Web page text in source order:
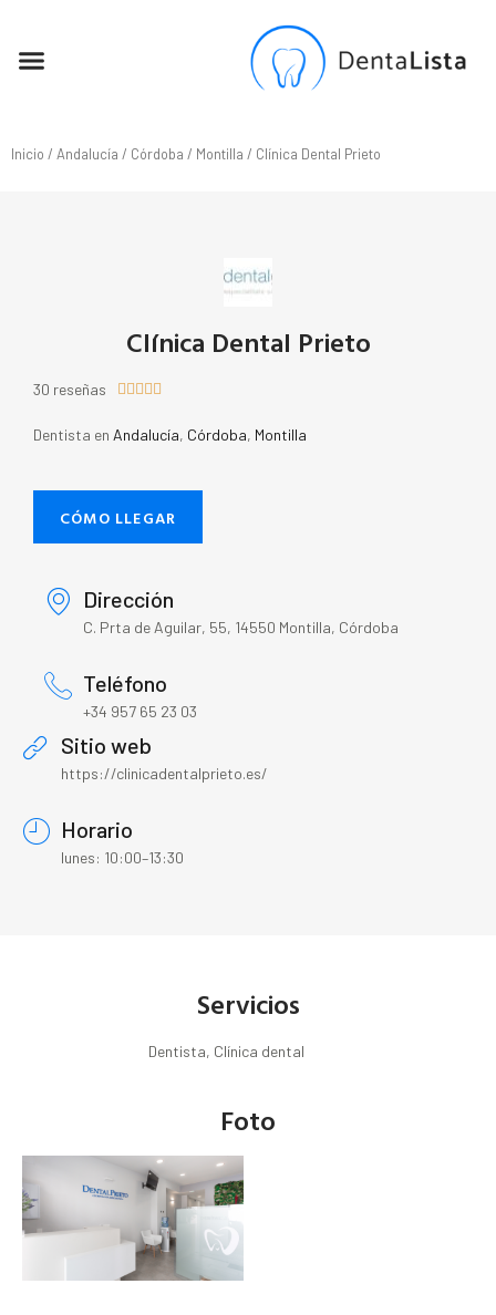
Inicio / Andalucía / Córdoba / Montilla / Clínica Dental Prieto
Clínica Dental Prieto
30 reseñas     
Dentista en Andalucía, Córdoba, Montilla
CÓMO LLEGAR
Dirección
C. Prta de Aguilar, 55, 14550 Montilla, Córdoba
Teléfono
+34 957 65 23 03
Sitio web
https://clinicadentalprieto.es/
Horario
lunes: 10:00–13:30
Servicios
Dentista, Clínica dental
Foto